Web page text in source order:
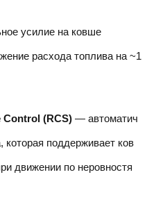
усилие на ковше
расхода топлива на ~1
Control (RCS) — автоматич
которая поддерживает ков
движении по неровностя